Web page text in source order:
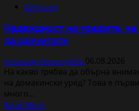
продажбите
Galaxy
Z
Ultra,
Fold8,
Flip8,
Ultra2
Samsung
Надеждност на уредите,
да разчитате
petarangelovangelov 06.08.2026
На какво трябва да обърна
на домакински уред? Това е
много...
Read MoreRead